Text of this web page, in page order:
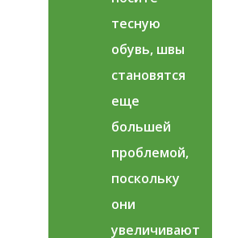
тесную
обувь, швы
становятся
еще
большей
проблемой,
поскольку
они
увеличивают